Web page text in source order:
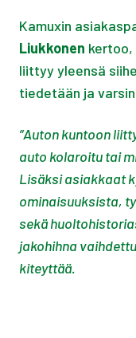
Kamuxin
Liukkonen
liittyy yleensä
tiedetään ja
”Auton kuntoon
auto kolaroitu tai
Lisäksi asiakkaat
ominaisuuksista,
sekä
jakohihna
kiteyttää.